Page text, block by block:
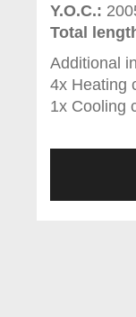
Y.O.C.:
Total
Additional
4x Heating
1x Cooling